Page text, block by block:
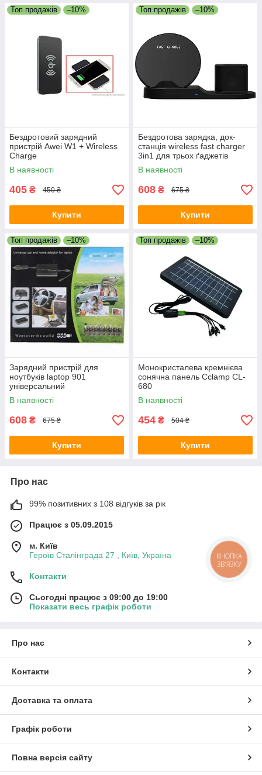
Топ продажів –10%
Бездротовий зарядний
пристрій Awei W1 + Wireless
Charge
В наявності
405 ₴ 450 ₴
Купити
Топ продажів –10%
Бездротова зарядка, док-
станція wireless fast charger
3in1 для трьох ґаджетів
одночасно
В наявності
608 ₴ 675 ₴
Купити
Топ продажів –10%
Зарядний пристрій для
ноутбуків laptop 901
універсальний
В наявності
608 ₴ 675 ₴
Купити
Топ продажів –10%
Монокристалева кремнієва
сонячна панель Cclamp CL-
680
В наявності
454 ₴ 504 ₴
Купити
Про нас
99% позитивних з 108 відгуків за рік
Працює з 05.09.2015
м. Київ
Героїв Сталінграда 27 , Київ, Україна
Контакти
Сьогодні працює з 09:00 до 19:00
Показати весь графік роботи
Про нас
Контакти
Доставка та оплата
Графік роботи
Повна версія сайту
КНОПКА
ЗВ'ЯЗКУ